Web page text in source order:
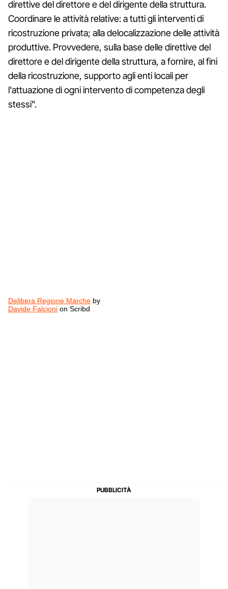
direttive del direttore e del dirigente della struttura.
Coordinare le attività relative: a tutti gli interventi di
ricostruzione privata; alla delocalizzazione delle attività
produttive. Provvedere, sulla base delle direttive del
direttore e del dirigente della struttura, a fornire, al fini
della ricostruzione, supporto agli enti locali per
l'attuazione di ogni intervento di competenza degli
stessi".
Delibera Regione Marche by
Davide Falcioni on Scribd